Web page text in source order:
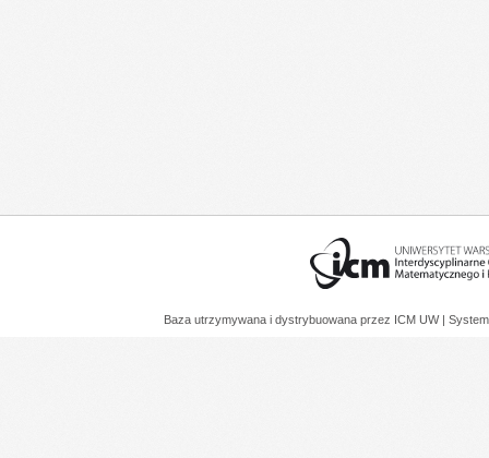
Baza utrzymywana i dystrybuowana przez ICM UW |